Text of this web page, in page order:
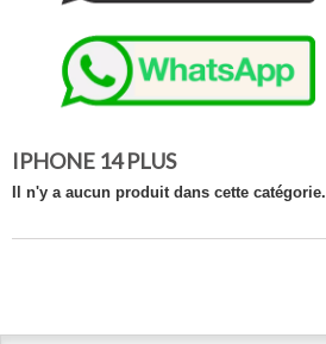
IPHONE 14 PLUS
Il n'y a aucun produit dans cette catégorie.